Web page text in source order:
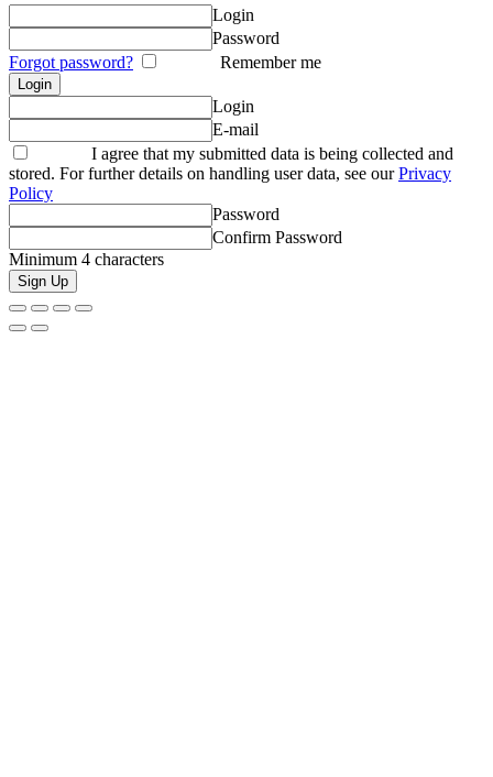
Login
Password
Forgot password?
Remember me
Login
E-mail
I agree that my submitted data is being collected and
stored. For further details on handling user data, see ourPrivacy
Policy
Password
Confirm Password
Minimum 4 characters